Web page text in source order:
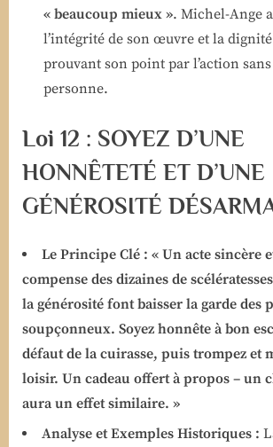
« beaucoup mieux ». Michel-Ange
l’intégrité de son œuvre et la
prouvant son point par l’action
personne.
Loi 12 : SOYEZ D’UNE
HONNÊTETÉ ET D’UNE
GÉNÉROSITÉ
Le Principe Clé : « Un acte sincère
compense des dizaines de
la générosité font baisser la garde des
soupçonneux. Soyez honnête à bon
défaut de la cuirasse, puis trompez et
loisir. Un cadeau offert à propos – un
aura un effet similaire. »
Analyse et Exemples Historiques :